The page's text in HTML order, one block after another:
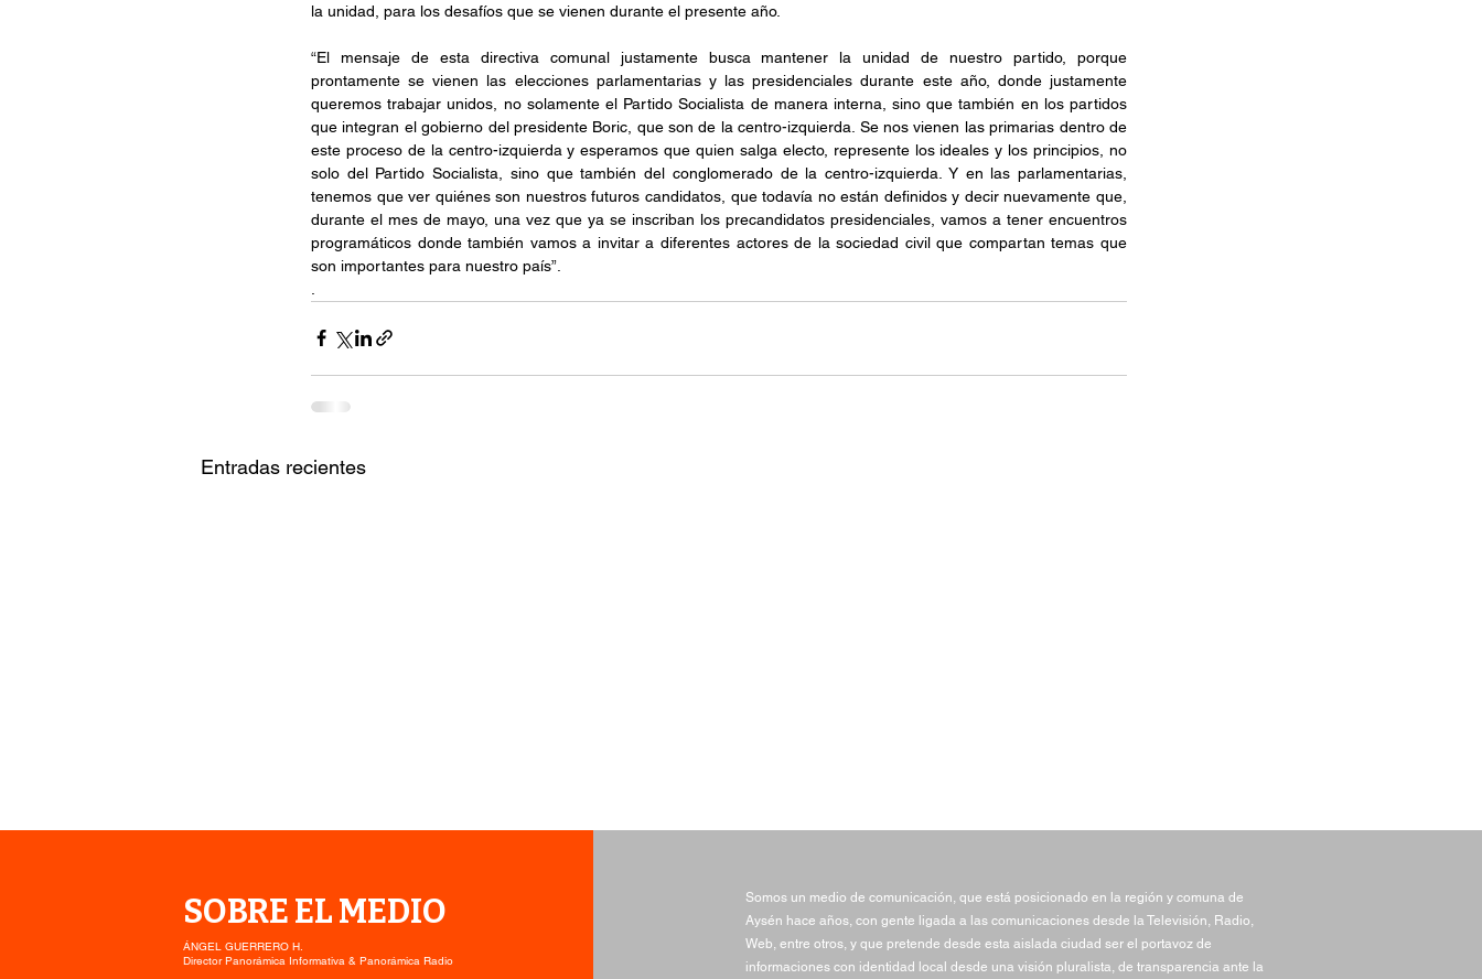
la unidad, para los desafíos que se vienen durante el presente año.
“El mensaje de esta directiva comunal justamente busca mantener la unidad de nuestro partido, porque
prontamente se vienen las elecciones parlamentarias y las presidenciales durante este año, donde justamente
queremos trabajar unidos, no solamente el Partido Socialista de manera interna, sino que también en los partidos
que integran el gobierno del presidente Boric, que son de la centro-izquierda. Se nos vienen las primarias dentro de
este proceso de la centro-izquierda y esperamos que quien salga electo, represente los ideales y los principios, no
solo del Partido Socialista, sino que también del conglomerado de la centro-izquierda. Y en las parlamentarias,
tenemos que ver quiénes son nuestros futuros candidatos, que todavía no están definidos y decir nuevamente que,
durante el mes de mayo, una vez que ya se inscriban los precandidatos presidenciales, vamos a tener encuentros
programáticos donde también vamos a invitar a diferentes actores de la sociedad civil que compartan temas que
son importantes para nuestro país”.
Entradas recientes
SOBRE EL MEDIO
ÁNGEL GUERRERO H.
Director Panorámica Informativa & Panorámica Radio
Somos un medio de comunicación, que está posicionado en la región y comuna de
Aysén hace años, con gente ligada a las comunicaciones desde la Televisión, Radio,
Web, entre otros, y que pretende desde esta aislada ciudad ser el portavoz de
informaciones con identidad local desde una visión pluralista, de transparencia ante la